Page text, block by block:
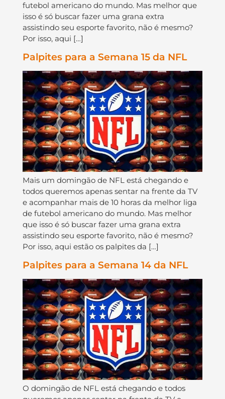
futebol americano do mundo. Mas melhor que
isso é só buscar fazer uma grana extra
assistindo seu esporte favorito, não é mesmo?
Por isso, aqui […]
Palpites para a Semana 15 da NFL
Mais um domingão de NFL está chegando e
todos queremos apenas sentar na frente da TV
e acompanhar mais de 10 horas da melhor liga
de futebol americano do mundo. Mas melhor
que isso é só buscar fazer uma grana extra
assistindo seu esporte favorito, não é mesmo?
Por isso, aqui estão os palpites da […]
Palpites para a Semana 14 da NFL
O domingão de NFL está chegando e todos